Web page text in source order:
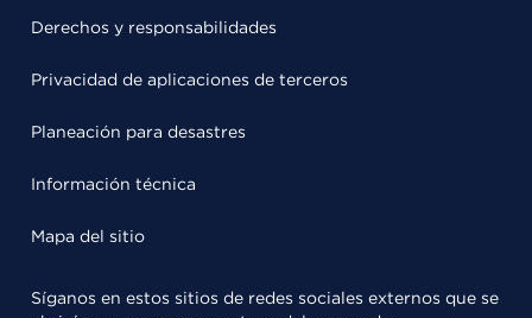
Derechos y responsabilidades
Privacidad de aplicaciones de terceros
Planeación para desastres
Información técnica
Mapa del sitio
Síganos en estos sitios de redes sociales externos que se